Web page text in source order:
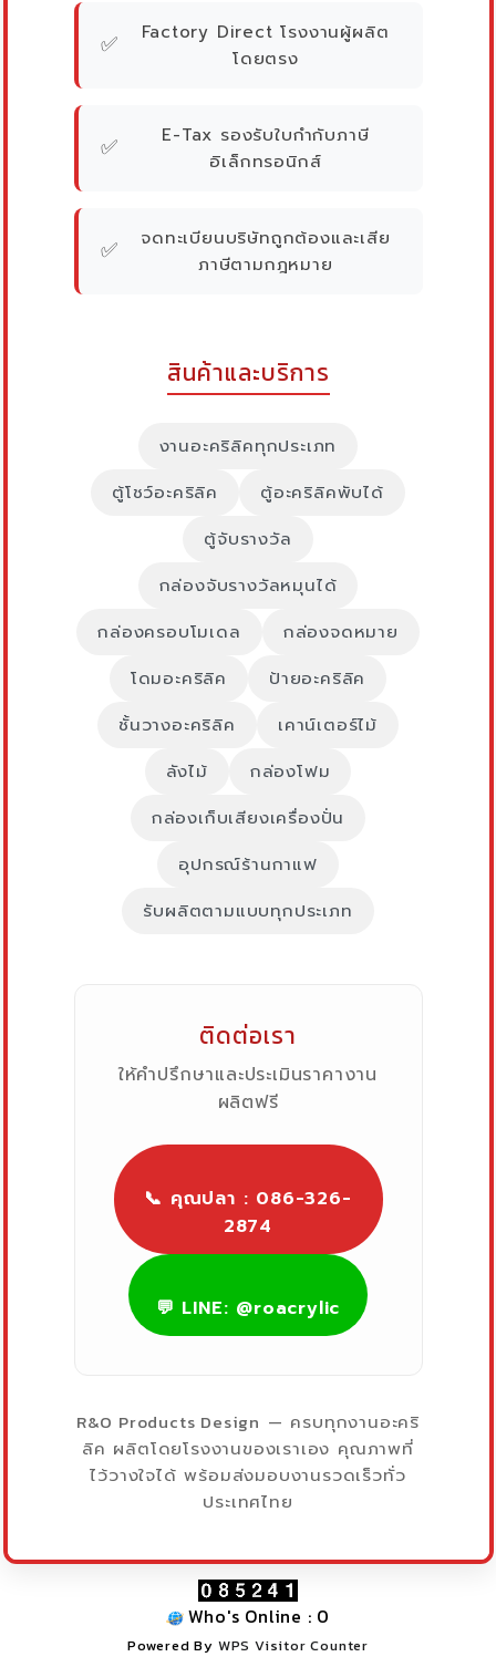
✅
Factory Direct โรงงานผู้ผลิต
โดยตรง
✅
E-Tax รองรับใบกำกับภาษี
อิเล็กทรอนิกส์
✅
จดทะเบียนบริษัทถูกต้องและเสีย
ภาษีตามกฎหมาย
สินค้าและบริการ
งานอะคริลิคทุกประเภท
ตู้โชว์อะคริลิค
ตู้อะคริลิคพับได้
ตู้จับรางวัล
กล่องจับรางวัลหมุนได้
กล่องครอบโมเดล
กล่องจดหมาย
โดมอะคริลิค
ป้ายอะคริลิค
ชั้นวางอะคริลิค
เคาน์เตอร์ไม้
ลังไม้
กล่องโฟม
กล่องเก็บเสียงเครื่องปั่น
อุปกรณ์ร้านกาแฟ
รับผลิตตามแบบทุกประเภท
ติดต่อเรา
ให้คำปรึกษาและประเมินราคางาน
ผลิตฟรี
📞 คุณปลา : 086-326-
2874
💬 LINE: @roacrylic
R&O Products Design — ครบทุกงานอะคริ
ลิค ผลิตโดยโรงงานของเราเอง คุณภาพที่
ไว้วางใจได้ พร้อมส่งมอบงานรวดเร็วทั่ว
ประเทศไทย
Who's Online : 0
Powered By WPS Visitor Counter